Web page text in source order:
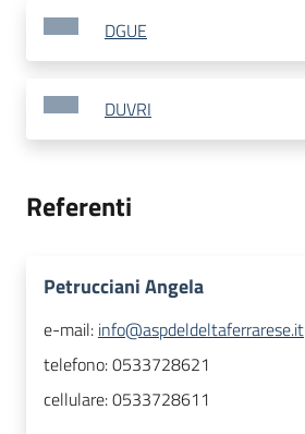
DGUE
DUVRI
Referenti
Petrucciani Angela
e-mail: info@aspdeldeltaferrarese.it
telefono:0533728621
cellulare:0533728611